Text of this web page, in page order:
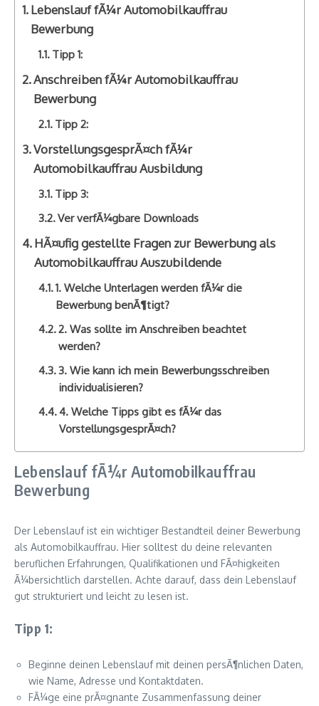
Lebenslauf fÃ¼r Automobilkauffrau
Bewerbung
Tipp 1:
Anschreiben fÃ¼r Automobilkauffrau
Bewerbung
Tipp 2:
VorstellungsgesprÃ¤ch fÃ¼r
Automobilkauffrau Ausbildung
Tipp 3:
Ver verfÃ¼gbare Downloads
HÃ¤ufig gestellte Fragen zur Bewerbung als
Automobilkauffrau Auszubildende
1. Welche Unterlagen werden fÃ¼r die
Bewerbung benÃ¶tigt?
2. Was sollte im Anschreiben beachtet
werden?
3. Wie kann ich mein Bewerbungsschreiben
individualisieren?
4. Welche Tipps gibt es fÃ¼r das
VorstellungsgesprÃ¤ch?
Lebenslauf fÃ¼r Automobilkauffrau
Bewerbung
Der Lebenslauf ist ein wichtiger Bestandteil deiner Bewerbung
als Automobilkauffrau. Hier solltest du deine relevanten
beruflichen Erfahrungen, Qualifikationen und FÃ¤higkeiten
Ã¼bersichtlich darstellen. Achte darauf, dass dein Lebenslauf
gut strukturiert und leicht zu lesen ist.
Tipp 1:
Beginne deinen Lebenslauf mit deinen persÃ¶nlichen Daten,
wie Name, Adresse und Kontaktdaten.
FÃ¼ge eine prÃ¤gnante Zusammenfassung deiner